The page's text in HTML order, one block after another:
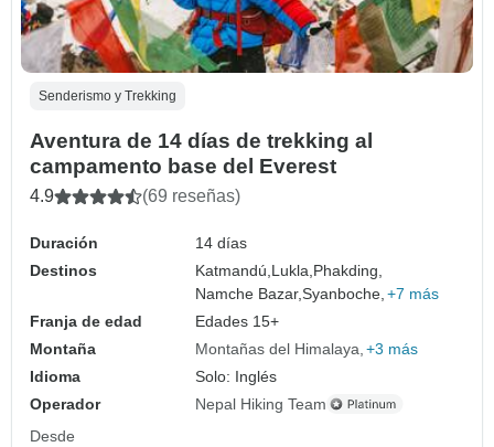
Senderismo y Trekking
Aventura de 14 días de trekking al
campamento base del Everest
4.9 (69 reseñas)
Duración
14 días
Destinos
Katmandú, Lukla, Phakding,
Namche Bazar,Syanboche, +7 más
Franja de edad
Edades 15+
Montaña
Montañas del Himalaya +3 más
Idioma
Solo: Inglés
Operador
Nepal Hiking Team
Desde